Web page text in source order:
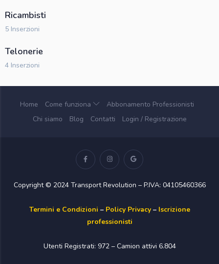
Ricambisti
5 Inserzioni
Telonerie
4 Inserzioni
Home Come funziona
Abbonamento Professionisti
Chi siamo
Blog Contatti Login / Registrazione
Copyright © 2024 Transport Revolution – P.IVA: 04105460366
Termini e Condizioni – Policy Privacy– Iscrizione
professionisti
Utenti Registrati: 972 – Camion attivi 6.804